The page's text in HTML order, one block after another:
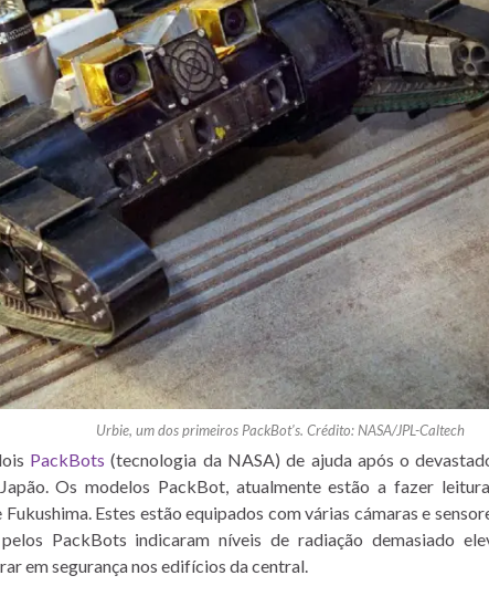
Urbie, um dos primeiros PackBot's. Crédito: NASA/JPL-Caltech
PackBots (tecnologia da NASA) de ajuda após o
Os modelos PackBot, atualmente estão a fazer
Estes estão equipados com várias cámaras e
PackBots indicaram níveis de radiação demasiado
em segurança nos edifícios da central.